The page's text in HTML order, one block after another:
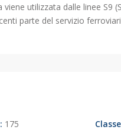
utilizzata dalle linee S9
parte del servizio
175